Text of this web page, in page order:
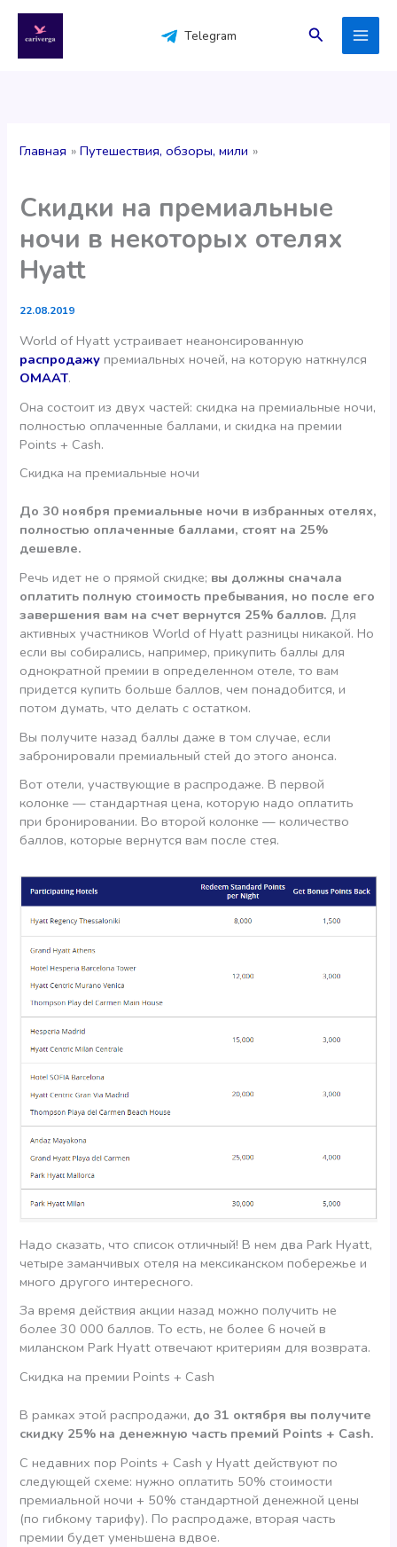
содержимому
Telegram Поиск
Главная Путешествия, обзоры, мили
Скидки на премиальные
ночи в некоторых отелях
Hyatt
22.08.2019
World of Hyatt устраивает неанонсированную
распродажу премиальных ночей, на которую наткнулся
OMAAT.
Она состоит из двух частей: скидка на премиальные ночи,
полностью оплаченные баллами, и скидка на премии
Points + Cash.
Скидка на премиальные ночи
До 30 ноября премиальные ночи в избранных отелях,
полностью оплаченные баллами, стоят на 25%
дешевле.
Речь идет не о прямой скидке; вы должны сначала
оплатить полную стоимость пребывания, но после его
завершения вам на счет вернутся 25% баллов. Для
активных участников World of Hyatt разницы никакой. Но
если вы собирались, например, прикупить баллы для
однократной премии в определенном отеле, то вам
придется купить больше баллов, чем понадобится, и
потом думать, что делать с остатком.
Вы получите назад баллы даже в том случае, если
забронировали премиальный стей до этого анонса.
Вот отели, участвующие в распродаже. В первой
колонке — стандартная цена, которую надо оплатить
при бронировании. Во второй колонке — количество
баллов, которые вернутся вам после стея.
Надо сказать, что список отличный! В нем два Park Hyatt,
четыре заманчивых отеля на мексиканском побережье и
много другого интересного.
За время действия акции назад можно получить не
более 30 000 баллов. То есть, не более 6 ночей в
миланском Park Hyatt отвечают критериям для возврата.
Скидка на премии Points + Cash
В рамках этой распродажи, до 31 октября вы получите
скидку 25% на денежную часть премий Points + Cash.
С недавних пор Points + Cash у Hyatt действуют по
следующей схеме: нужно оплатить 50% стоимости
премиальной ночи + 50% стандартной денежной цены
(по гибкому тарифу). По распродаже, вторая часть
премии будет уменьшена вдвое.